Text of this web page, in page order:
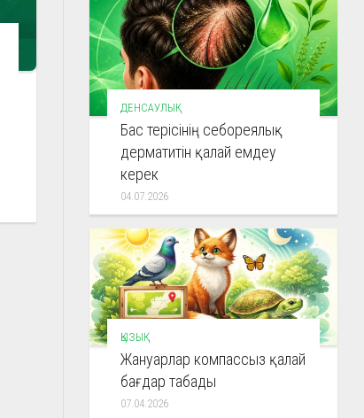
ДЕНСАУЛЫҚ
Бас терісінің себореялық
дерматитін қалай емдеу
керек
04.07.2026
ҚЫЗЫҚ
Жануарлар компассыз қалай
бағдар табады
07.04.2026